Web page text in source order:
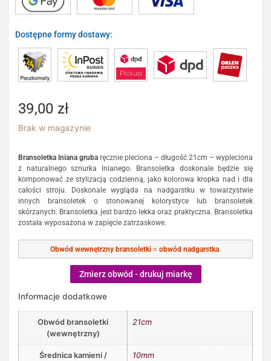
Dostępne formy dostawy:
39,00 zł
Brak w magazynie
Bransoletka lniana gruba ręcznie pleciona – długość 21cm – wypleciona
z naturalnego sznurka lnianego. Bransoletka doskonale będzie się
komponować ze stylizacją codzienną, jako kolorowa kropka nad i dla
całości stroju. Doskonale wygląda na nadgarstku w towarzystwie
innych bransoletek o stonowanej kolorystyce lub bransoletek
skórzanych. Bransoletka jest bardzo lekka oraz praktyczna. Bransoletka
została wyposażona w zapięcie zatrzaskowe.
Obwód wewnętrzny bransoletki = obwód nadgarstka.
Zmierz obwód - drukuj miarkę
Informacje dodatkowe
Obwód bransoletki
(wewnętrzny)
21cm
Średnica kamieni /
10mm